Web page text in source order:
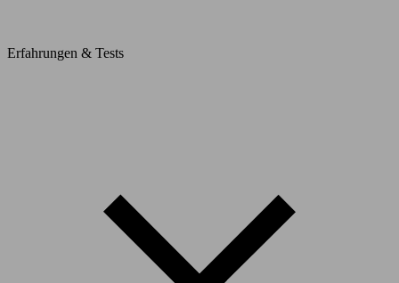
Erfahrungen & Tests